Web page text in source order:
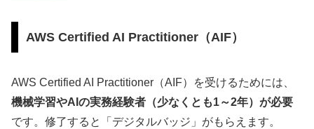
AWS Certified AI Practitioner（AIF）
AWS Certified AI Practitioner（AIF）を受けるためには、
機械学習やAIの実務経験者（少なくとも1～2年）が必要
です。修了すると「デジタルバッジ」がもらえます。